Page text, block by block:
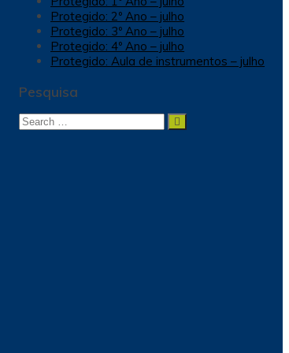
Protegido: 2º Ano – julho
Protegido: 3º Ano – julho
Protegido: 4º Ano – julho
Protegido: Aula de instrumentos – julho
Pesquisa
Search
Search